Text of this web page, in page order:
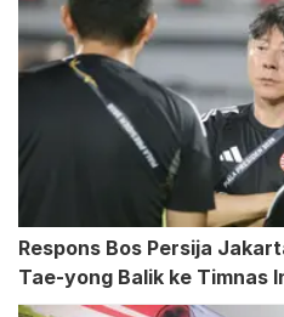
Respons Bos Persija
Tae-yong Balik ke Timnas